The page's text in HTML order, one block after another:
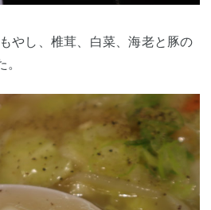
やし、椎茸、白菜、海老と豚の